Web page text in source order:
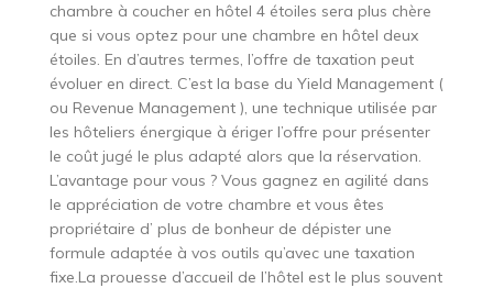
chambre à coucher en hôtel 4 étoiles sera plus chère
que si vous optez pour une chambre en hôtel deux
étoiles. En d’autres termes, l’offre de taxation peut
évoluer en direct. C’est la base du Yield Management (
ou Revenue Management ), une technique utilisée par
les hôteliers énergique à ériger l’offre pour présenter
le coût jugé le plus adapté alors que la réservation.
L’avantage pour vous ? Vous gagnez en agilité dans
le appréciation de votre chambre et vous êtes
propriétaire d’ plus de bonheur de dépister une
formule adaptée à vos outils qu’avec une taxation
fixe.La prouesse d’accueil de l’hôtel est le plus souvent